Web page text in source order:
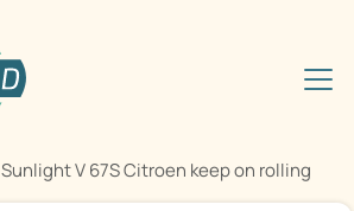
Sunlight V 67S Citroen keep on rolling